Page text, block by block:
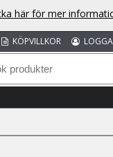
KÖPVILLKOR
här för mer